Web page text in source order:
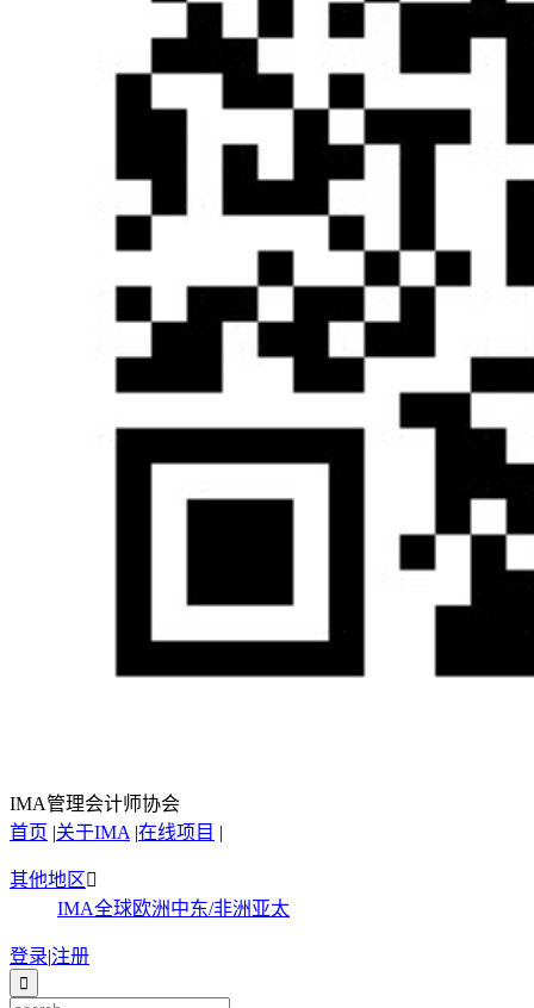
IMA管理会计师协会
首页 |关于IMA |在线项目 |
其他地区
IMA全球欧洲中东/非洲亚太
登录|注册
